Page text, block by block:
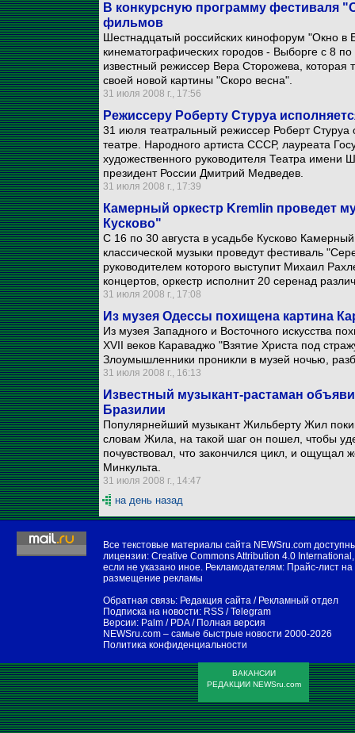
В конкурсную программу фестиваля
фильмов
Шестнадцатый российских кинофорум "Окно в
кинематографических городов - Выборге с 8
известный режиссер Вера Сторожева, которая
своей новой картины "Скоро весна".
31 июля 2008 г., 17:56
Режиссеру Роберту Стуруа
31 июля театральный режиссер Роберт
театре. Народного артиста СССР, лауреата
художественного руководителя Театра имени
президент России Дмитрий Медведев.
31 июля 2008 г., 17:39
Камерный оркестр Kremlin проведет
Кусково"
С 16 по 30 августа в усадьбе Кусково
классической музыки проведут фестиваль
руководителем которого выступит Михаил
концертов, оркестр исполнит 20 серенад
31 июля 2008 г., 17:08
Из музея Одессы похищена картина
Из музея Западного и Восточного искусства
ХVII веков Караваджо "Взятие Христа под
Злоумышленники проникли в музей ночью,
31 июля 2008 г., 16:13
Известный музыкант-растаман
Бразилии
Популярнейший музыкант Жильберту Жил
словам Жила, на такой шаг он пошел, чтобы
почувствовал, что закончился цикл, и ощущал
Минкульта.
31 июля 2008 г., 14:47
на день назад
Все текстовые материалы сайта NEWSru.com
лицензии: Creative Commons Attribution 4.0 International ,
если не указано иное. Рекламодателям: Прайс-лист на
размещение рекламы
Обратная связь: Редакция сайта / Рекламный отдел
Подписка на новости: RSS /Telegram
Версии: Palm / PDA/ Полная версия
NEWSru.com – самые быстрые новости 2000-2026
Политика конфиденциальности
ВАКАНСИИ
РЕДАКЦИИ NEWSru.com